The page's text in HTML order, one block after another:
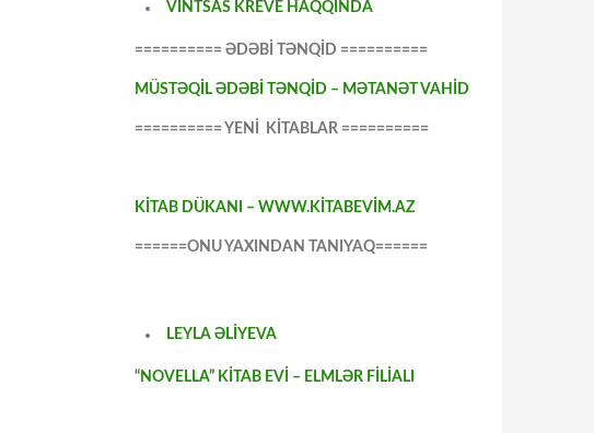
VİNTSAS KREVE HAQQINDA
========== ƏDƏBİ TƏNQİD ==========
MÜSTƏQİL ƏDƏBİ TƏNQİD – MƏTANƏT VAHİD
========== YENİ KİTABLAR ==========
KİTAB DÜKANI – WWW.KİTABEVİM.AZ
======ONU YAXINDAN TANIYAQ======
LEYLA ƏLİYEVA
“NOVELLA” KİTAB EVİ – ELMLƏR FİLİALI